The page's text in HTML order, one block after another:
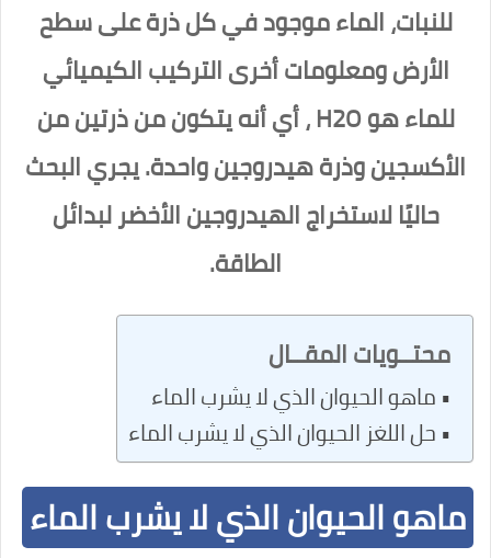
للنبات، الماء موجود في كل ذرة على سطح
الأرض ومعلومات أخرى التركيب الكيميائي
للماء هو H2O ، أي أنه يتكون من ذرتين من
الأكسجين وذرة هيدروجين واحدة. يجري البحث
حاليًا لاستخراج الهيدروجين الأخضر لبدائل
الطاقة.
محتــويات المقــال
ماهو الحيوان الذي لا يشرب الماء
حل اللغز الحيوان الذي لا يشرب الماء
ماهو الحيوان الذي لا يشرب الماء